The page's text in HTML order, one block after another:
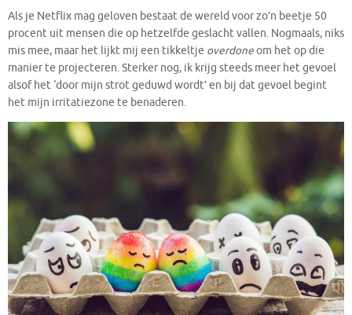
Als je Netflix mag geloven bestaat de wereld voor zo’n beetje 50
procent uit mensen die op hetzelfde geslacht vallen. Nogmaals, niks
mis mee, maar het lijkt mij een tikkeltje overdoneom het op die
manier te projecteren. Sterker nog, ik krijg steeds meer het gevoel
alsof het ‘door mijn strot geduwd wordt’ en bij dat gevoel begint
het mijn irritatiezone te benaderen.